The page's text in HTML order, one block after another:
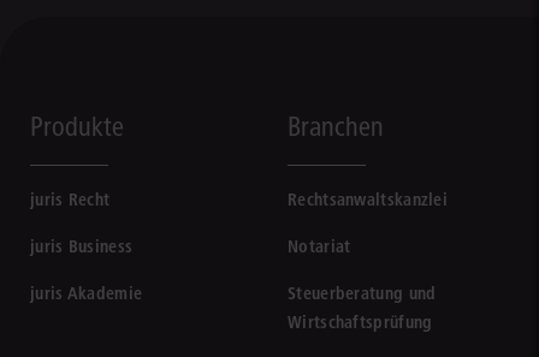
Produkte
juris Recht
juris Business
juris Akademie
Branchen
Rechtsanwaltskanzlei
Notariat
Steuerberatung und
Wirtschaftsprüfung